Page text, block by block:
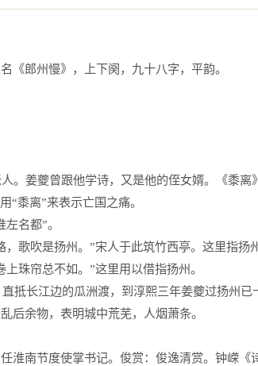
《郎州慢》，上下阕，九十八字，平韵。
姜夔曾跟他学诗，又是他的侄女婿。《黍离
“黍离”来表示亡国之痛。
左名都”。
歌吹是扬州。”宋人于此筑竹西亭。这里指
珠帘总不如。”这里用以借指扬州。
长江边的瓜洲渡，到淳熙三年姜夔过扬州已
后余物，表明城中荒芜，人烟萧条。
南节度使掌书记。俊赏：俊逸清赏。钟嵘《